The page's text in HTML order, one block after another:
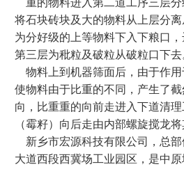
将石块砖块及大的物料从上层分
为分好级的上等物料下入下粮口，
第三层为秕粒及破粒从破粒口下去
物料上到机器筛面后，由于作用
使物料由于比重的不同，产生了
向，比重重的向前走进入下道清
（霉籽）向后走由内部螺旋搅龙将
新乡市宏源科技有限公司，总部
大道西段西冀场工业园区，是中